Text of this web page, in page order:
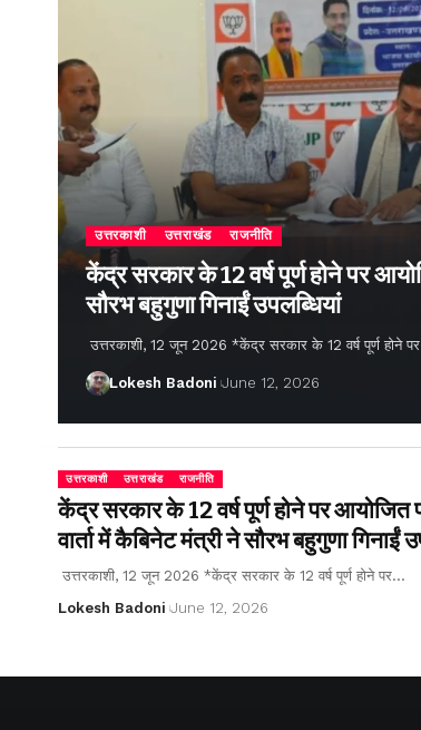
उत्तरकाशी उत्तराखंड राजनीति
केंद्र सरकार के 12 वर्ष पूर्ण होने पर
सौरभ बहुगुणा गिनाईं उपलब्धियां
उत्तरकाशी, 12 जून 2026 *केंद्र सरकार के 12 वर्ष पूर्ण होने
Lokesh Badoni June 12, 2026
उत्तरकाशी उत्तराखंड राजनीति
केंद्र सरकार के 12 वर्ष पूर्ण होने पर आयोजित
वार्ता में कैबिनेट मंत्री ने सौरभ बहुगुणा गिनाईं
उत्तरकाशी, 12 जून 2026 *केंद्र सरकार के 12 वर्ष पूर्ण होने पर…
Lokesh Badoni June 12, 2026